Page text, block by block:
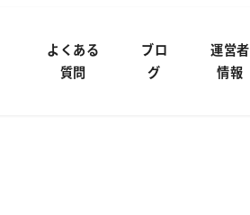
よくある
質問
ブロ
グ
運営者
情報